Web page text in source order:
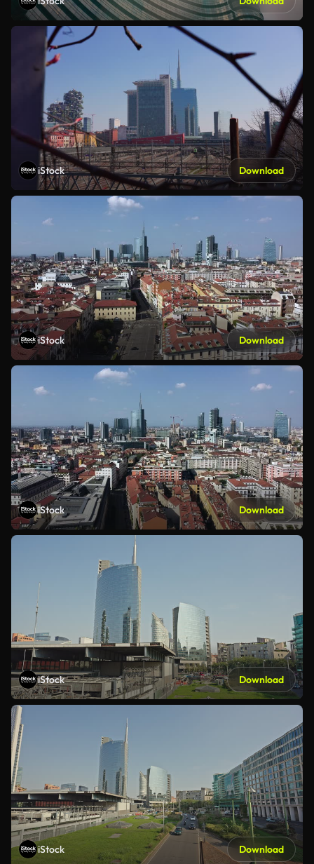
iStock Download
iStock Download
iStock Download
iStock Download
iStock Download